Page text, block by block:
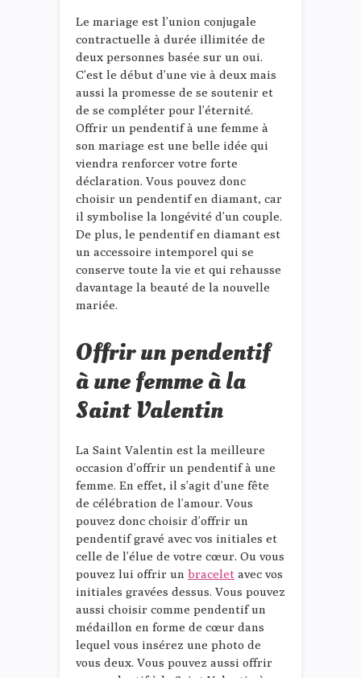
Le mariage est l’union conjugale
contractuelle à durée illimitée de
deux personnes basée sur un oui.
C’est le début d’une vie à deux mais
aussi la promesse de se soutenir et
de se compléter pour l’éternité.
Offrir un pendentif à une femme à
son mariage est une belle idée qui
viendra renforcer votre forte
déclaration. Vous pouvez donc
choisir un pendentif en diamant, car
il symbolise la longévité d’un couple.
De plus, le pendentif en diamant est
un accessoire intemporel qui se
conserve toute la vie et qui rehausse
davantage la beauté de la nouvelle
mariée.
Offrir un pendentif
à une femme à la
Saint Valentin
La Saint Valentin est la meilleure
occasion d’offrir un pendentif à une
femme. En effet, il s’agit d’une fête
de célébration de l’amour. Vous
pouvez donc choisir d’offrir un
pendentif gravé avec vos initiales et
celle de l’élue de votre cœur. Ou vous
pouvez lui offrir un bracelet avec vos
initiales gravées dessus. Vous pouvez
aussi choisir comme pendentif un
médaillon en forme de cœur dans
lequel vous insérez une photo de
vous deux. Vous pouvez aussi offrir